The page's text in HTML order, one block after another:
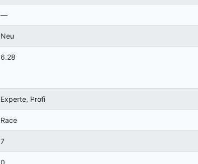
—
Neu
6.28
Experte, Profi
Race
7
0